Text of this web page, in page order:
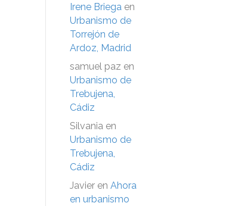
Irene Briega en
Urbanismo de
Torrejón de
Ardoz, Madrid
samuel paz en
Urbanismo de
Trebujena,
Cádiz
Silvania en
Urbanismo de
Trebujena,
Cádiz
Javier en Ahora
en urbanismo